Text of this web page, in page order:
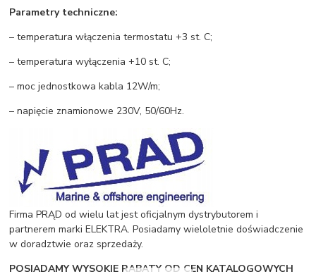
Parametry techniczne:
– temperatura włączenia termostatu +3 st. C;
– temperatura wyłączenia +10 st. C;
– moc jednostkowa kabla 12W/m;
– napięcie znamionowe 230V, 50/60Hz.
Firma PRĄD od wielu lat jest oficjalnym dystrybutorem i
partnerem marki ELEKTRA. Posiadamy wieloletnie doświadczenie
w doradztwie oraz sprzedaży.
POSIADAMY WYSOKIE RABATY OD CEN KATALOGOWYCH